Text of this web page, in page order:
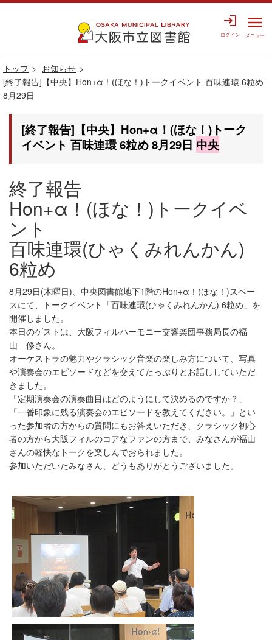
login
ログイン
menu
メニュー
トップ
お知らせ
[終了報告]【中央】Hon+α！(ほな！)トークイベント 百味連環 6粒め
8月29日
[終了報告]【中央】Hon+α！(ほな！)トーク
イベント 百味連環 6粒め 8月29日 中央
終了報告
Hon+α！(ほな！)トークイベ
ント
百味連環(ひゃくみれんかん)
6粒め
8月29日(木曜日)、中央図書館地下1階のHon+α！(ほな！)スペー
スにて、トークイベント「百味連環(ひゃくみれんかん) 6粒め」を
開催しました。
本日のゲストは、大阪フィルハーモニー交響楽団事務局長の福
山 修さん。
オーケストラの魅力やクラシック音楽の楽しみ方について、写真
や演奏会のエピソードなどを交えてたっぷりとお話ししていただ
きました。
「定期演奏会の演奏曲目はどのようにして決めるのですか？」
「一番印象に残る演奏会のエピソードを教えてください。」とい
った参加者の方からの質問にもお答えいただき、クラシック初心
者の方から大阪フィルのコアなファンの方まで、みなさんが福山
さんの軽快なトークを楽しんでおられました。
参加いただいたみなさん、どうもありがとうございました。